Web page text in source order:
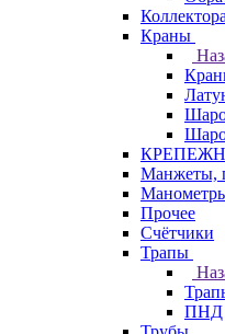
Краны
Манжеты,
Прочее
Счётчики
Трапы
ПНД